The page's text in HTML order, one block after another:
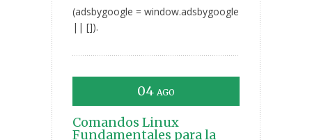
(adsbygoogle = window.adsbygoogle
|| []).
04 AGO
Comandos Linux
Fundamentales para la